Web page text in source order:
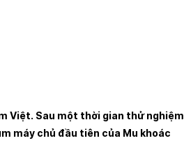
Việt. Sau một thời gian thử nghiệm,
máy chủ đầu tiên của Mu khoác